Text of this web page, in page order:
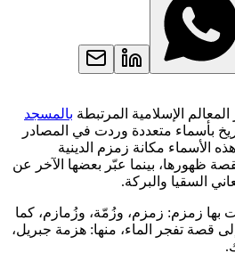
الإسلامية المرتبطة بالمسجد
بأسماء متعددة وردت في المصادر
الأسماء مكانة زمزم الدينية
ظهورها، بينما عبّر بعضها الآخر عن
السقيا والبركة.
بها زمزم: زمزم، وزُمّة، وزُمازم، كما
قصة تفجر الماء، منها: هزمة جبريل،